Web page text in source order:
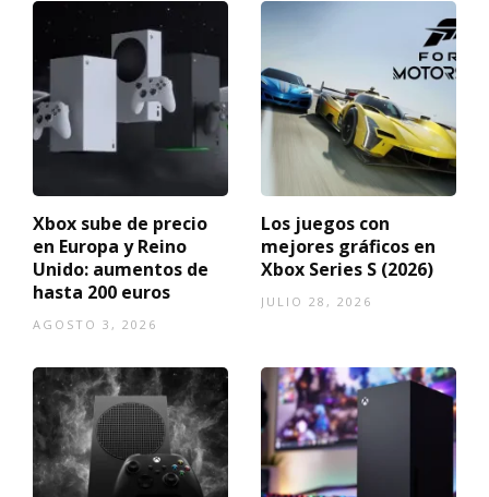
Xbox sube de precio
en Europa y Reino
Unido: aumentos de
hasta 200 euros
AGOSTO 3, 2026
Los juegos con
mejores gráficos en
Xbox Series S (2026)
JULIO 28, 2026